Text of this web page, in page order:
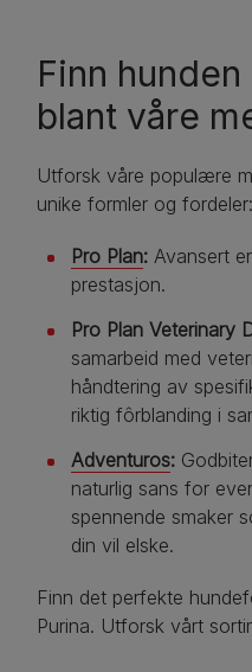
Finn
blant våre
Utforsk våre populære
unike formler og fordeler:
Pro Plan: Avansert
prestasjon.
Pro Plan Veterinary
samarbeid med
håndtering av
riktig fôrblanding i
Adventuros:
naturlig sans for
spennende smaker
din vil elske.
Finn det perfekte
Purina. Utforsk vårt